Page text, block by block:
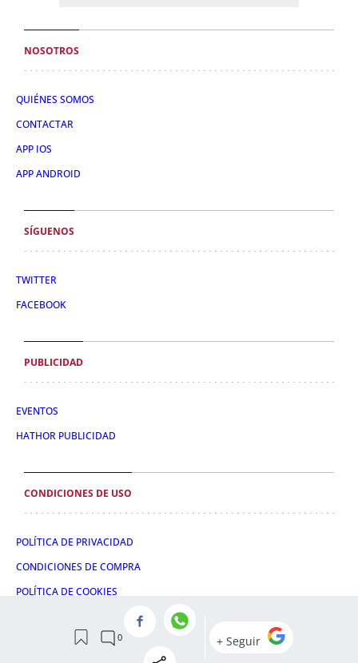
NOSOTROS
QUIÉNES SOMOS
CONTACTAR
APP IOS
APP ANDROID
SÍGUENOS
TWITTER
FACEBOOK
PUBLICIDAD
EVENTOS
HATHOR PUBLICIDAD
CONDICIONES DE USO
POLÍTICA DE PRIVACIDAD
CONDICIONES DE COMPRA
POLÍTICA DE COOKIES